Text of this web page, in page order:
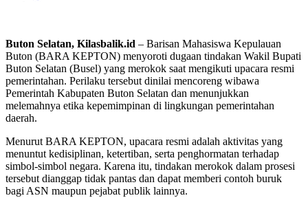
Buton Selatan, Kilasbalik.id – Barisan Mahasiswa Kepulauan
Buton (BARA KEPTON) menyoroti dugaan tindakan Wakil Bupati
Buton Selatan (Busel) yang merokok saat mengikuti upacara resmi
pemerintahan. Perilaku tersebut dinilai mencoreng wibawa
Pemerintah Kabupaten Buton Selatan dan menunjukkan
melemahnya etika kepemimpinan di lingkungan pemerintahan
daerah.
Menurut BARA KEPTON, upacara resmi adalah aktivitas yang
menuntut kedisiplinan, ketertiban, serta penghormatan terhadap
simbol-simbol negara. Karena itu, tindakan merokok dalam prosesi
tersebut dianggap tidak pantas dan dapat memberi contoh buruk
bagi ASN maupun pejabat publik lainnya.